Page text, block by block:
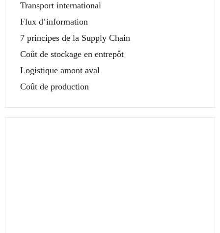
Transport international
Flux d’information
7 principes de la Supply Chain
Coût de stockage en entrepôt
Logistique amont aval
Coût de production